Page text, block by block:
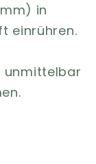
in
einrühren.
unmittelbar